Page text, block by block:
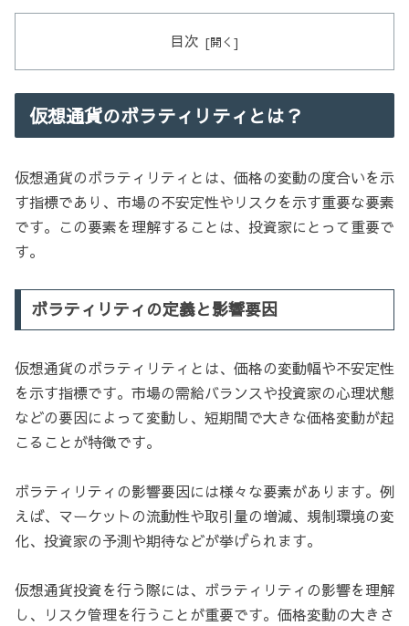
目次
仮想通貨のボラティリティとは？
仮想通貨のボラティリティとは、価格の変動の度合いを示
す指標であり、市場の不安定性やリスクを示す重要な要素
です。この要素を理解することは、投資家にとって重要で
す。
ボラティリティの定義と影響要因
仮想通貨のボラティリティとは、価格の変動幅や不安定性
を示す指標です。市場の需給バランスや投資家の心理状態
などの要因によって変動し、短期間で大きな価格変動が起
こることが特徴です。
ボラティリティの影響要因には様々な要素があります。例
えば、マーケットの流動性や取引量の増減、規制環境の変
化、投資家の予測や期待などが挙げられます。
仮想通貨投資を行う際には、ボラティリティの影響を理解
し、リスク管理を行うことが重要です。価格変動の大きさ